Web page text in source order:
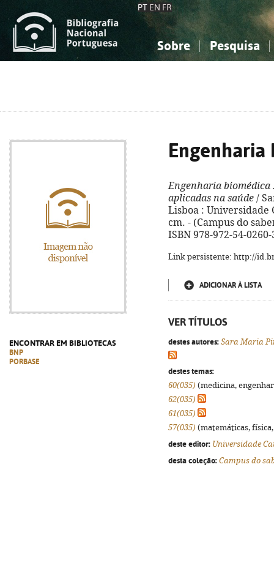
PT EN FR
Sobre Pesquisa
ENCONTRAR EM BIBLIOTECAS
BNP
PORBASE
Engenharia
Engenharia biomédica
aplicadas na saúde /
Lisboa : Universidade
cm. - (Campus do
ISBN 978-972-54-0260-
Link persistente: http://
ADICIONAR À LISTA
VER TÍTULOS
destes autores: Sara Maria
destes temas:
60(035) (medicina,
62(035)
61(035)
57(035) (matemáticas,
deste editor: Universidade
desta coleção: Campus do